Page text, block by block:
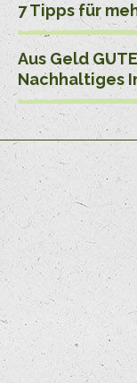
7 Tipps für
Aus Geld
Nachhaltiges